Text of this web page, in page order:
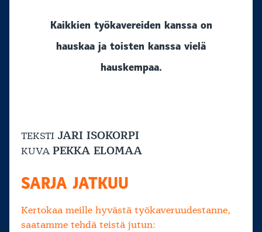
Kaikkien työkavereiden kanssa on
hauskaa ja toisten kanssa vielä
hauskempaa.
TEKSTI JARI ISOKORPI
KUVA PEKKA ELOMAA
SARJA JATKUU
Kertokaa meille hyvästä työkaveruudestanne,
saatamme tehdä teistä jutun: